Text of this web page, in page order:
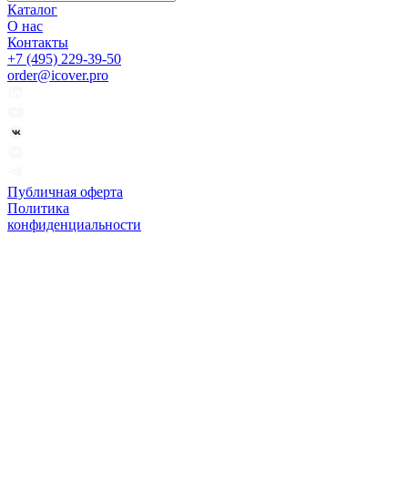
Каталог
О нас
Контакты
+7 (495) 229-39-50
order@icover.pro
Публичная оферта
Политика
конфиденциальности